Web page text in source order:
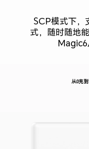
SCP模式下，
式，随时随地
Magic6
从0充